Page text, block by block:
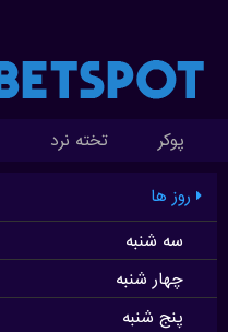
پوکر تخته نرد
روز ها
سه شنبه
چهار شنبه
پنج شنبه